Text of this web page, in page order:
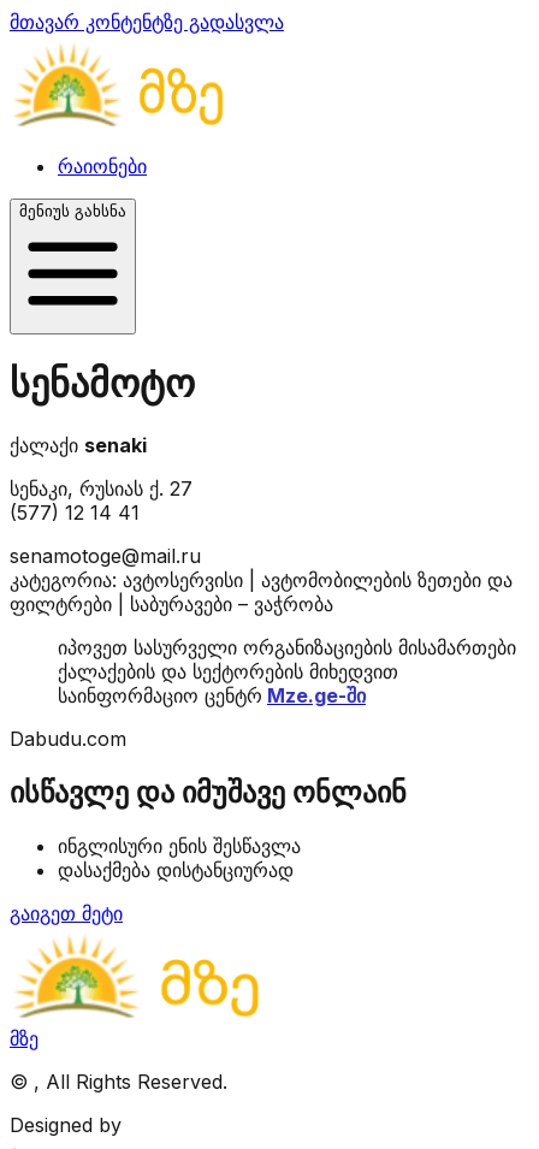
მთავარ კონტენტზე გადასვლა
რაიონები
მენიუს გახსნა
სენამოტო
ქალაქი senaki
სენაკი, რუსიას ქ. 27
(577) 12 14 41
senamotoge@mail.ru
კატეგორია: ავტოსერვისი | ავტომობილების ზეთები და
ფილტრები | საბურავები – ვაჭრობა
იპოვეთ სასურველი ორგანიზაციების მისამართები
ქალაქების და სექტორების მიხედვით
საინფორმაციო ცენტრ Mze.ge-ში
Dabudu.com
ისწავლე და იმუშავე ონლაინ
ინგლისური ენის შესწავლა
დასაქმება დისტანციურად
გაიგეთ მეტი
მზე
© , All Rights Reserved.
Designed by